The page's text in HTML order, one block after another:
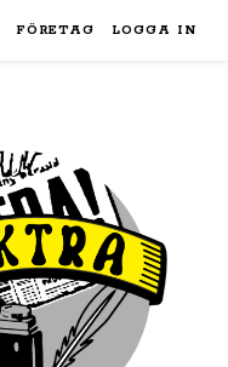
FÖRETAG LOGGA IN